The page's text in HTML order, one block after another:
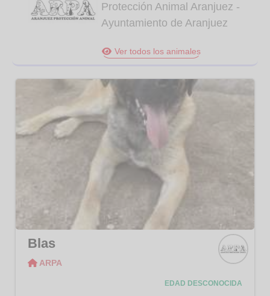
Protección Animal Aranjuez -
Ayuntamiento de Aranjuez
Ver todos los animales
Blas
ARPA
EDAD DESCONOCIDA